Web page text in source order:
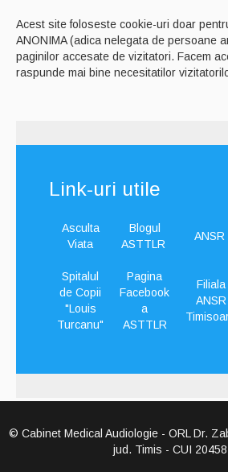
Acest site foloseste cookie-uri doar
ANONIMA (adica nelegata de persoane
paginilor accesate de vizitatori. Facem
raspunde mai bine necesitatilor
Link-uri utile
Asculta
Viata
Blogul
ASTTLR
ANSR
Spitalul
de Copii
"Louis
Turcanu"
Pagina
Facebook
a
ASTTLR
Filiala
ANSR
© Cabinet Medical Audiologie - ORL Dr.
jud. Timis - CUI